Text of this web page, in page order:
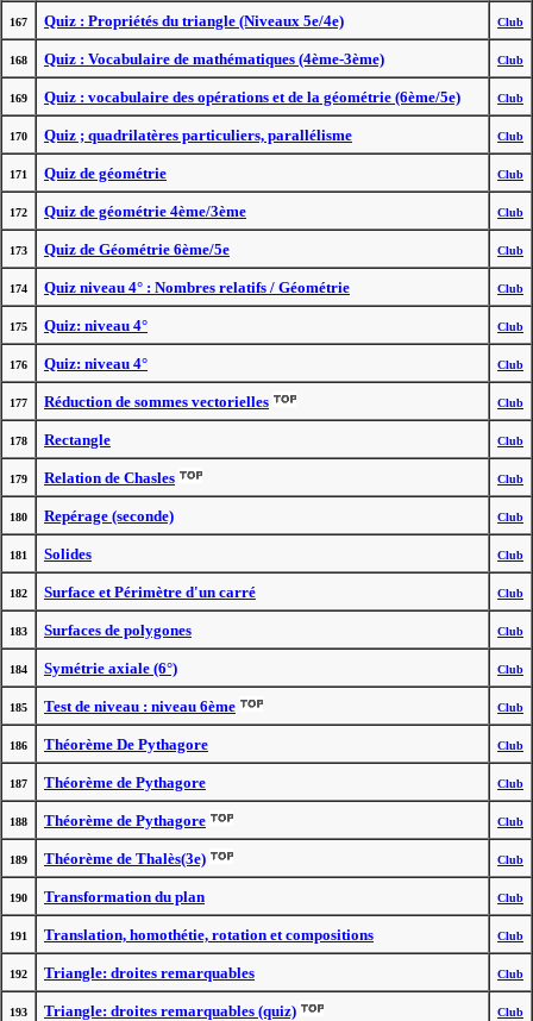
167 Quiz : Propriétés du triangle (Niveaux 5e/4e) Club
168 Quiz : Vocabulaire de mathématiques (4ème-3ème) Club
169 Quiz : vocabulaire des opérations et de la géométrie (6ème/5e) Club
170 Quiz ; quadrilatères particuliers, parallélisme Club
171 Quiz de géométrie Club
172 Quiz de géométrie 4ème/3ème Club
173 Quiz de Géométrie 6ème/5e Club
174 Quiz niveau 4° : Nombres relatifs / Géométrie Club
175 Quiz: niveau 4° Club
176 Quiz: niveau 4° Club
177 Réduction de sommes vectorielles Club
178 Rectangle Club
179 Relation de Chasles Club
180 Repérage (seconde) Club
181 Solides Club
182 Surface et Périmètre d'un carré Club
183 Surfaces de polygones Club
184 Symétrie axiale (6°) Club
185 Test de niveau : niveau 6ème Club
186 Théorème De Pythagore Club
187 Théorème de Pythagore Club
188 Théorème de Pythagore Club
189 Théorème de Thalès(3e) Club
190 Transformation du plan Club
191 Translation, homothétie, rotation et compositions Club
192 Triangle: droites remarquables Club
193 Triangle: droites remarquables (quiz) Club